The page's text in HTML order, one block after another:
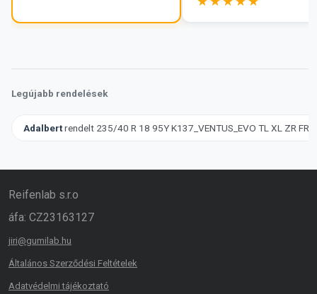
5.0 értékelés 5-ből
Legújabb rendelések
Adalbertrendelt 235/40 R 18 95Y K137_VENTUS_EVO TL XL ZR FR
Reifenlab s.r.o
áfa: CZ23163127
jiri@gumilab.hu
Általános Szerződési Feltételek
Adatvédelmi tájékoztató